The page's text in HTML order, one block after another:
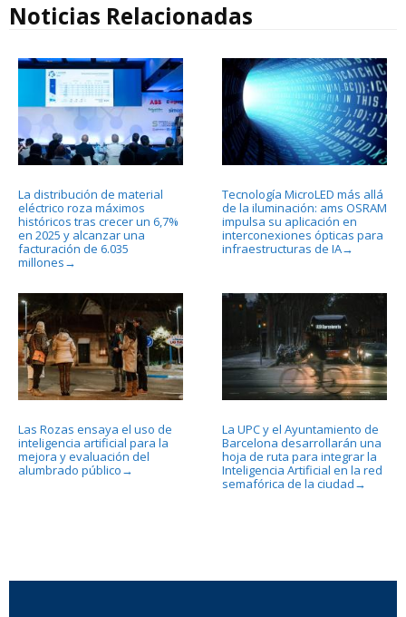
Noticias Relacionadas
La distribución de material
eléctrico roza máximos
históricos tras crecer un 6,7%
en 2025 y alcanzar una
facturación de 6.035
millones →
Tecnología MicroLED más allá
de la iluminación: ams OSRAM
impulsa su aplicación en
interconexiones ópticas para
infraestructuras de IA→
Las Rozas ensaya el uso de
inteligencia artificial para la
mejora y evaluación del
alumbrado público →
La UPC y el Ayuntamiento de
Barcelona desarrollarán una
hoja de ruta para integrar la
Inteligencia Artificial en la red
semafórica de la ciudad →